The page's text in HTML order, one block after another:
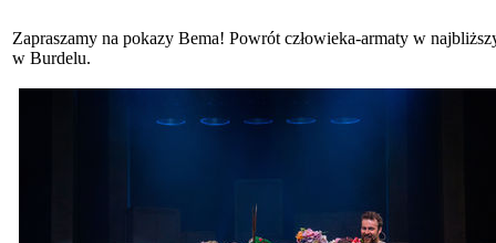
Zapraszamy na pokazy Bema! Powrót człowieka-armaty w
w Burdelu.